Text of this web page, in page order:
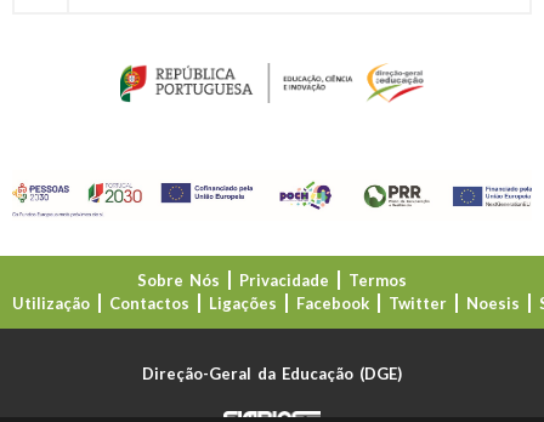
Sobre Nós Privacidade
Termos
Utilização
Contactos Ligações Facebook Twitter Noesis
Direção-Geral da Educação (DGE)